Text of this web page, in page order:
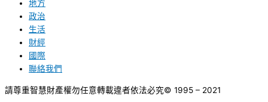
地方
政治
生活
財經
國際
聯絡我們
請尊重智慧財產權勿任意轉載違者依法必究© 1995 – 2021